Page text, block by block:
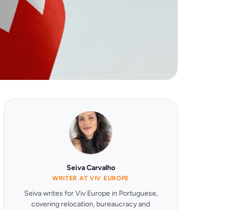
Seiva Carvalho
WRITER AT VIV EUROPE
Seiva writes for Viv Europe in Portuguese,
covering relocation, bureaucracy and